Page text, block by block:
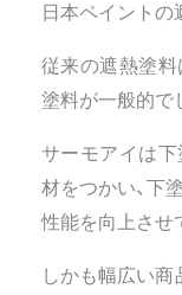
日本ペイントの
従来の遮熱塗
塗料が一般的で
サーモアイは
材をつかい、下
性能を向上させ
しかも幅広い商